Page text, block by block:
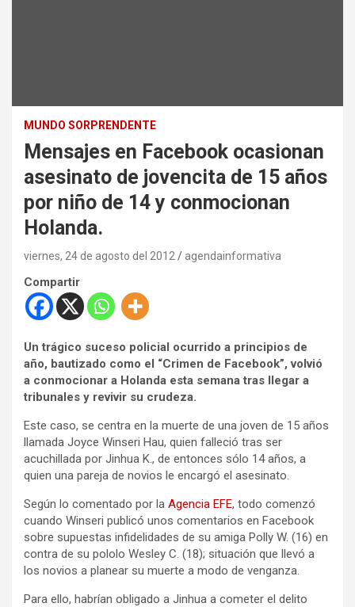
MUNDO SORPRENDENTE
Mensajes en Facebook ocasionan
asesinato de jovencita de 15 años
por niño de 14 y conmocionan
Holanda.
viernes, 24 de agosto del 2012 agendainformativa
Compartir
Un trágico suceso policial ocurrido a principios de
año, bautizado como el “Crimen de Facebook”, volvió
a conmocionar a Holanda esta semana tras llegar a
tribunales y revivir su crudeza.
Este caso, se centra en la muerte de una joven de 15 años
llamada Joyce Winseri Hau, quien falleció tras ser
acuchillada por Jinhua K., de entonces sólo 14 años, a
quien una pareja de novios le encargó el asesinato.
Según lo comentado por la Agencia EFE, todo comenzó
cuando Winseri publicó unos comentarios en Facebook
sobre supuestas infidelidades de su amiga Polly W. (16) en
contra de su pololo Wesley C. (18); situación que llevó a
los novios a planear su muerte a modo de venganza.
Para ello, habrían obligado a Jinhua a cometer el delito